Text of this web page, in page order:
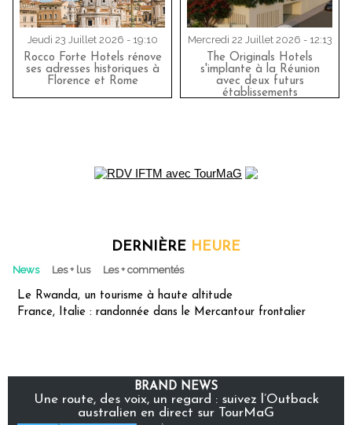
Jeudi 23 Juillet 2026 - 19:10
Rocco Forte Hotels rénove
ses adresses historiques à
Florence et Rome
Mercredi 22 Juillet 2026 - 12:13
The Originals Hotels
s'implante à la Réunion
avec deux futurs
établissements
DERNIÈRE HEURE
News Les + lus Les + commentés
Le Rwanda, un tourisme à haute altitude
France, Italie : randonnée dans le Mercantour frontalier
BRAND NEWS
Une route, des voix, un regard : suivez l’Outback
australien en direct sur TourMaG